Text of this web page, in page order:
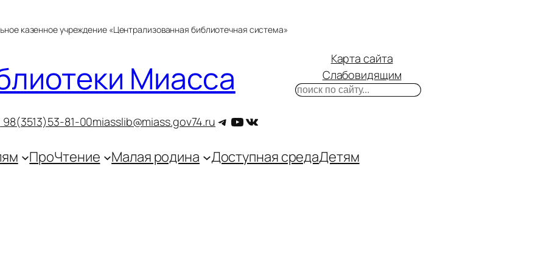
казенное учреждение «Централизованная библиотечная система»
Миасса
98(3513)53-81-00miasslib@miass.gov74.ru Telegram
YouTube
ВКонтакте
Карта сайта
Слабовидящим
Поиск
ПроЧтение Малая родина Доступная средаДетям